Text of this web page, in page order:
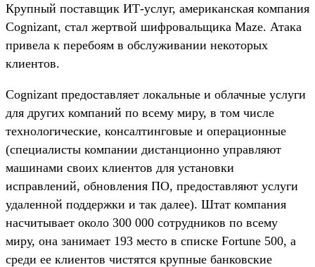
Крупный поставщик ИТ-услуг, американская компания
Cognizant, стал жертвой шифровальщика Maze. Атака
привела к перебоям в обслуживании некоторых
клиентов.
Cognizant предоставляет локальные и облачные услуги
для других компаний по всему миру, в том числе
технологические, консалтинговые и операционные
(специалисты компании дистанционно управляют
машинами своих клиентов для установки
исправлений, обновления ПО, предоставляют услуги
удаленной поддержки и так далее). Штат компания
насчитывает около 300 000 сотрудников по всему
миру, она занимает 193 место в списке Fortune 500, а
среди ее клиентов чистятся крупные банковские